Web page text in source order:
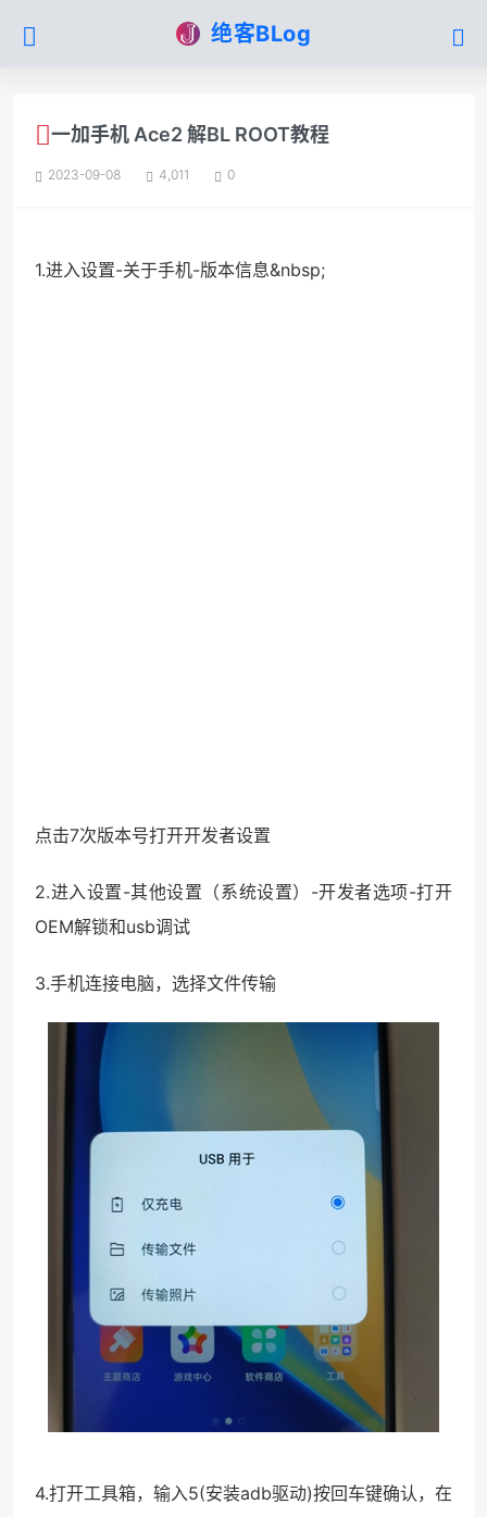
绝客BLog
一加手机 Ace2 解BL ROOT教程
2023-09-08 4,011 0
1.进入设置-关于手机-版本信息&nbsp;
点击7次版本号打开开发者设置
2.进入设置-其他设置（系统设置）-开发者选项-打开
OEM解锁和usb调试
3.手机连接电脑，选择文件传输
4.打开工具箱，输入5(安装adb驱动)按回车键确认，在